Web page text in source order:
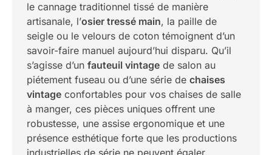
le cannage traditionnel tissé de manière
artisanale, l’osier tressé main, la paille de
seigle ou le velours de coton témoignent d’un
savoir-faire manuel aujourd’hui disparu. Qu’il
s’agisse d’un fauteuil vintage de salon au
piétement fuseau ou d’une série de chaises
vintage confortables pour vos chaises de salle
à manger, ces pièces uniques offrent une
robustesse, une assise ergonomique et une
présence esthétique forte que les productions